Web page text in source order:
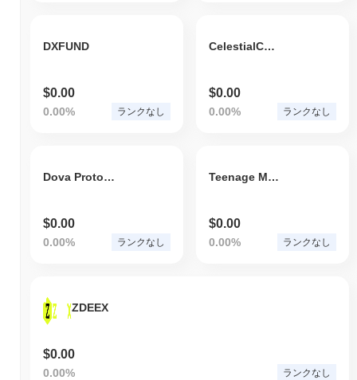
DXFUND
$0.00
0.00% ランクなし
CelestialCatalyst
$0.00
0.00% ランクなし
Dova Protocol
$0.00
0.00% ランクなし
Teenage Mutant Ninja Turtles
$0.00
0.00% ランクなし
ZDEEX
$0.00
0.00% ランクなし